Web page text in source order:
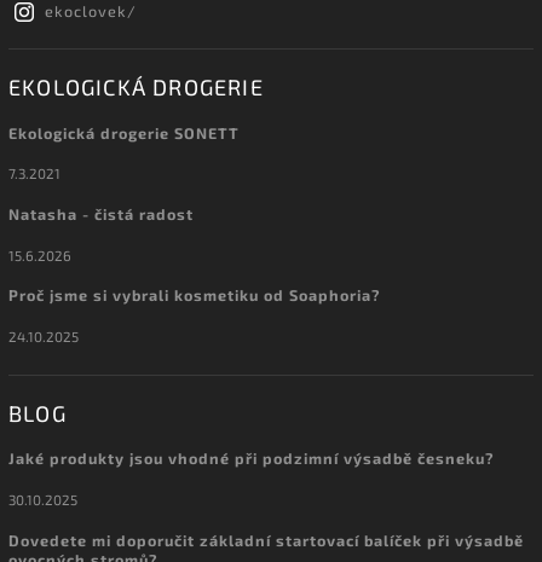
ekoclovek/
EKOLOGICKÁ DROGERIE
Ekologická drogerie SONETT
7.3.2021
Natasha - čistá radost
15.6.2026
Proč jsme si vybrali kosmetiku od Soaphoria?
24.10.2025
BLOG
Jaké produkty jsou vhodné při podzimní výsadbě česneku?
30.10.2025
Dovedete mi doporučit základní startovací balíček při výsadbě